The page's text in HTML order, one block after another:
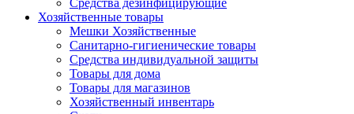
Средства дезинфицирующие
Хозяйственные товары
Мешки Хозяйственные
Санитарно-гигиенические товары
Средства индивидуальной защиты
Товары для дома
Товары для магазинов
Хозяйственный инвентарь